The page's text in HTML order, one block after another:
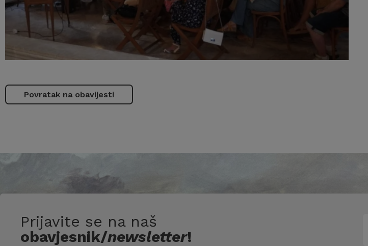
Povratak na obavijesti
Prijavite se na naš
obavjesnik/newsletter!